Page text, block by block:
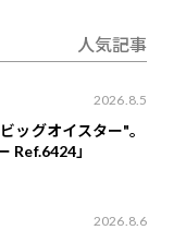
人気記事
2026.8.5
ッグオイスター"。
Ref.6424」
2026.8.6